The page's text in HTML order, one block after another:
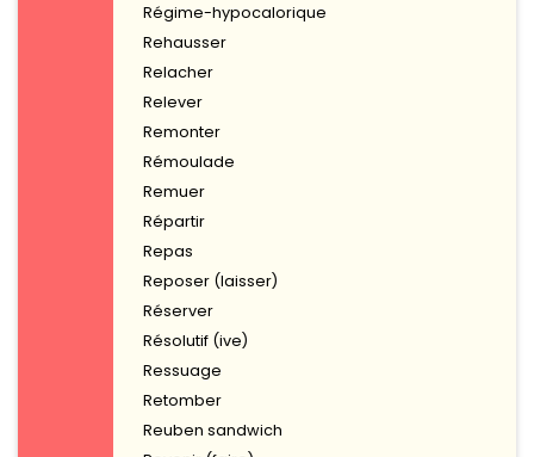
Régime-hypocalorique
Rehausser
Relacher
Relever
Remonter
Rémoulade
Remuer
Répartir
Repas
Reposer (laisser)
Réserver
Résolutif (ive)
Ressuage
Retomber
Reuben sandwich